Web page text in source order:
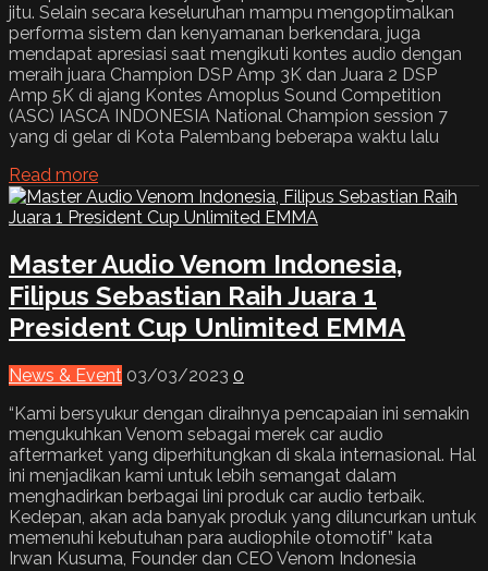
jitu. Selain secara keseluruhan mampu mengoptimalkan
performa sistem dan kenyamanan berkendara, juga
mendapat apresiasi saat mengikuti kontes audio dengan
meraih juara Champion DSP Amp 3K dan Juara 2 DSP
Amp 5K di ajang Kontes Amoplus Sound Competition
(ASC) IASCA INDONESIA National Champion session 7
yang di gelar di Kota Palembang beberapa waktu lalu
Read more
Master Audio Venom Indonesia,
Filipus Sebastian Raih Juara 1
President Cup Unlimited EMMA
News & Event 03/03/2023 0
“Kami bersyukur dengan diraihnya pencapaian ini semakin
mengukuhkan Venom sebagai merek car audio
aftermarket yang diperhitungkan di skala internasional. Hal
ini menjadikan kami untuk lebih semangat dalam
menghadirkan berbagai lini produk car audio terbaik.
Kedepan, akan ada banyak produk yang diluncurkan untuk
memenuhi kebutuhan para audiophile otomotif” kata
Irwan Kusuma, Founder dan CEO Venom Indonesia